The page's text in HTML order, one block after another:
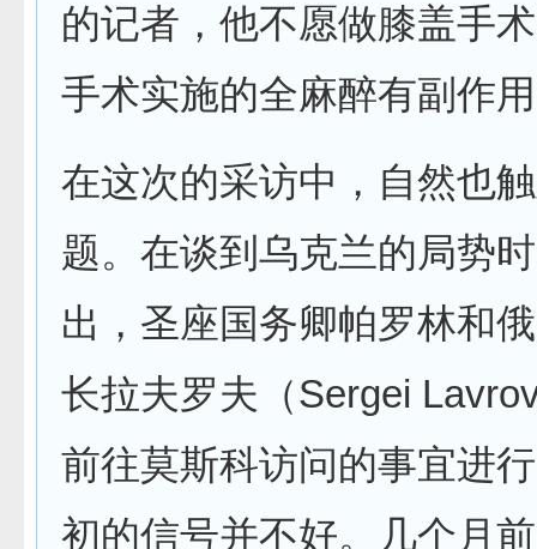
的记者，他不愿做膝盖手
手术实施的全麻醉有副作
在这次的采访中，自然也
题。在谈到乌克兰的局势
出，圣座国务卿帕罗林和
长拉夫罗夫（Sergei
前往莫斯科访问的事宜进
初的信号并不好。几个月